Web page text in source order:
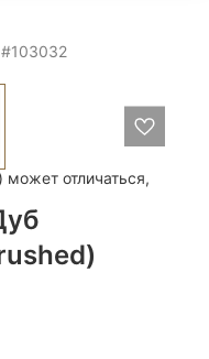
может отличаться,